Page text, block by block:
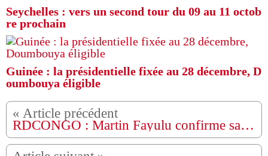
Seychelles : vers un second tour du 09 au 11 octob
re prochain
Guinée : la présidentielle fixée au 28 décembre, D
oumbouya éligible
RDCONGO : Martin Fayulu confirme sa candidature à la présidentielle